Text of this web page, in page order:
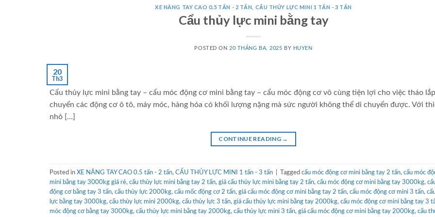
XE NÂNG TAY CAO 0.5 TẤN - 2 TẤN CẨU THỦY LỰC MINI 1 TẤN - 3 TẤN
Cẩu thủy lực mini bằng tay
POSTED ON 20 THÁNG BA, 2025 BY HUYEN
20
Th3
Cẩu thủy lực mini bằng tay – cẩu móc động cơ mini bằng tay – cẩu móc động cơ vô cùng tiện lợi cho việc tháo
chuyển các động cơ ô tô, máy móc, hàng hóa có khối lượng nặng mà sức người không thể di chuyển được. Với
nhỏ […]
CONTINUE READING →
Posted in XE NÂNG TAY CAO 0.5 tấn - 2 tấn, CẨU THỦY LỰC MINI 1 tấn - 3 tấn Tagged cẩu móc động cơ mini bằng tay 2 tấn, cẩu móc
mini bằng tay 3000kg giá rẻ, cẩu thủy lực mini bằng tay 2 tấn, giá cẩu thủy lực mini bằng tay 2 tấn, cẩu móc động cơ mini bằng tay 3000kg,
động cơ bằng tay 3 tấn, cẩu thủy lực 2000kg, cẩu mốc động cơ 2 tấn, giá cẩu móc động cơ mini bằng tay 2 tấn, cẩu móc động cơ mini 3 tấn,
lực bằng tay 3000kg, cẩu thủy lực mini 2000kg, cẩu thủy lực 3 tấn, giá cẩu thủy lực mini bằng tay 2000kg, cẩu móc động cơ mini bằng tay 3
móc động cơ bằng tay 3000kg, cẩu thủy lực mini bằng tay 2000kg, cẩu thủy lực mini 3 tấn, giá cẩu móc động cơ mini bằng tay 2000kg, cẩu